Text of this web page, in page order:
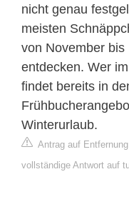
nicht genau
meisten
von November
entdecken. Wer
findet bereits in
Winterurlaub.
Antrag auf
vollständige Antwort auf